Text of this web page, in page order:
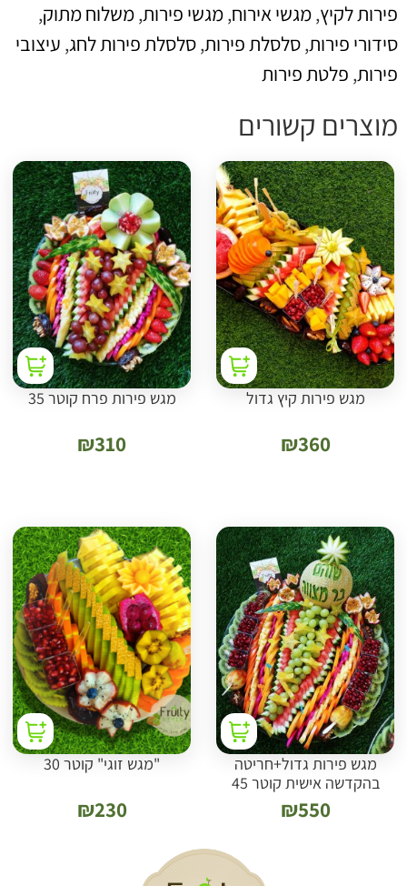
לקיץ,מגשי אירוח,מגשי פירות,משלוח מתוק,
פירות,סלסלת פירות,סלסלת פירות לחג,עיצובי
,פלטת פירות
קשורים
מגש פירות קיץ גדול
₪360
מגש פירות פרח קוטר 35
₪310
מגש פירות גדול+חריטה
בהקדשה אישית קוטר 45
₪550
"מגש זוגי" קוטר 30
₪230